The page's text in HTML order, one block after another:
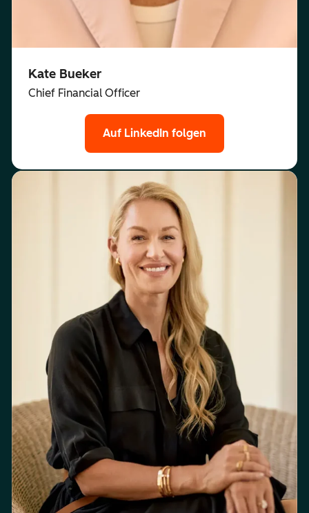
Kate Bueker
Chief Financial Officer
Auf LinkedIn folgen